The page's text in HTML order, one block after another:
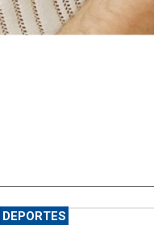
DEPORTES